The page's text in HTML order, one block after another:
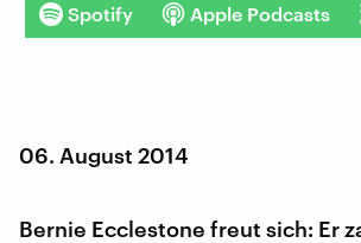
Spotify Apple Podcasts
06. August 2014
Bernie Ecclestone freut sich: Er